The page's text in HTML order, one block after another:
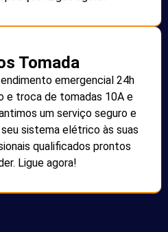
Tomada
emergencial 24h
e troca de tomadas 10A e
um serviço seguro e
sistema elétrico às suas
qualificados prontos
Ligue agora!